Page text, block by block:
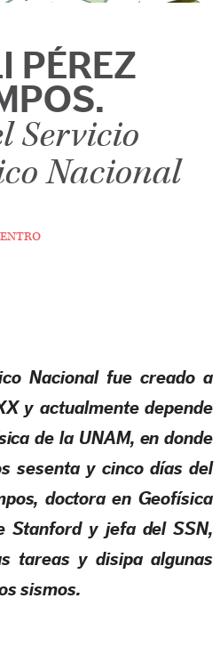
PÉREZ
Servicio
Nacional
Nacional fue creado a
y actualmente depende
de la UNAM, en donde
sesenta y cinco días del
doctora en Geofísica
Stanford y jefa del SSN,
tareas y disipa algunas
sismos.